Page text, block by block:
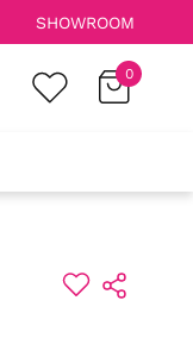
SHOWROOM
0